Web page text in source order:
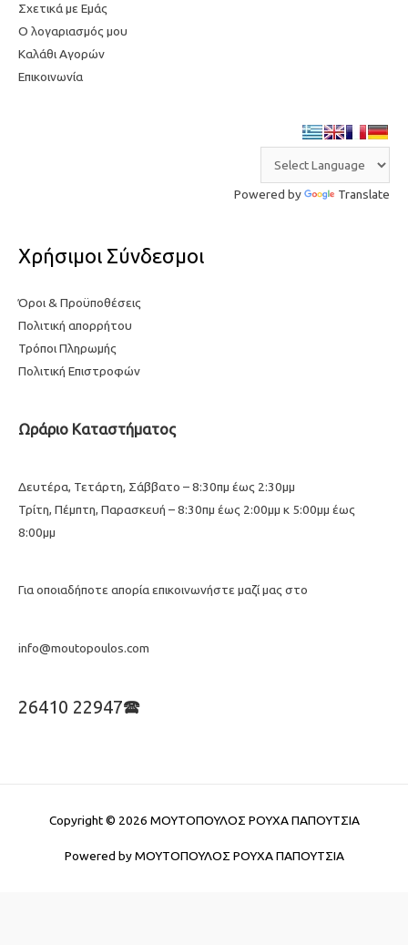
Σχετικά με Εμάς
Ο λογαριασμός μου
Καλάθι Αγορών
Επικοινωνία
Powered by Translate
Χρήσιμοι Σύνδεσμοι
Όροι & Προϋποθέσεις
Πολιτική απορρήτου
Τρόποι Πληρωμής
Πολιτική Επιστροφών
Ωράριο Καταστήματος
Δευτέρα, Τετάρτη, Σάββατο – 8:30πμ έως 2:30μμ
Τρίτη, Πέμπτη, Παρασκευή – 8:30πμ έως 2:00μμ κ 5:00μμ έως
8:00μμ
Για οποιαδήποτε απορία επικοινωνήστε μαζί μας στο
info@moutopoulos.com
26410 22947🕿
Copyright © 2026 ΜΟΥΤΟΠΟΥΛΟΣ ΡΟΥΧΑ ΠΑΠΟΥΤΣΙΑ
Powered byΜΟΥΤΟΠΟΥΛΟΣ ΡΟΥΧΑ ΠΑΠΟΥΤΣΙΑ